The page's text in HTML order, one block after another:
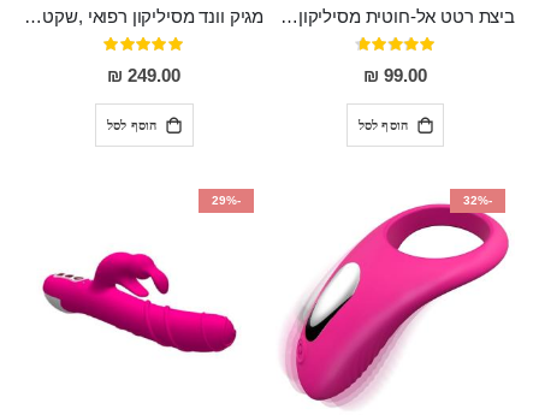
ביצת רטט אל-חוטית מסיליקון רפואי בגודל של 8 ס"מ ורוחב 3 ס"מ בעלת 20 מהירויות שונות "ENKI"
דירוג:
93%
99.00 ₪
הוסף לסל
מגיק וונד מסיליקון רפואי ,שקט במיוחד, נטען בעל 10 מהירויות שונות "Erna"
דירוג:
100%
249.00 ₪
הוסף לסל
-32%
-29%